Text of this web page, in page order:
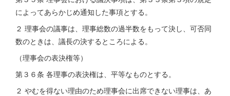
によってあらかじめ通知した事項とする。
２ 理事会の議事は、理事総数の過半数をもって決し、可否同
数のときは、議長の決するところによる。
（理事会の表決権等）
第３６条 各理事の表決権は、平等なものとする。
２ やむを得ない理由のため理事会に出席できない理事は、あ